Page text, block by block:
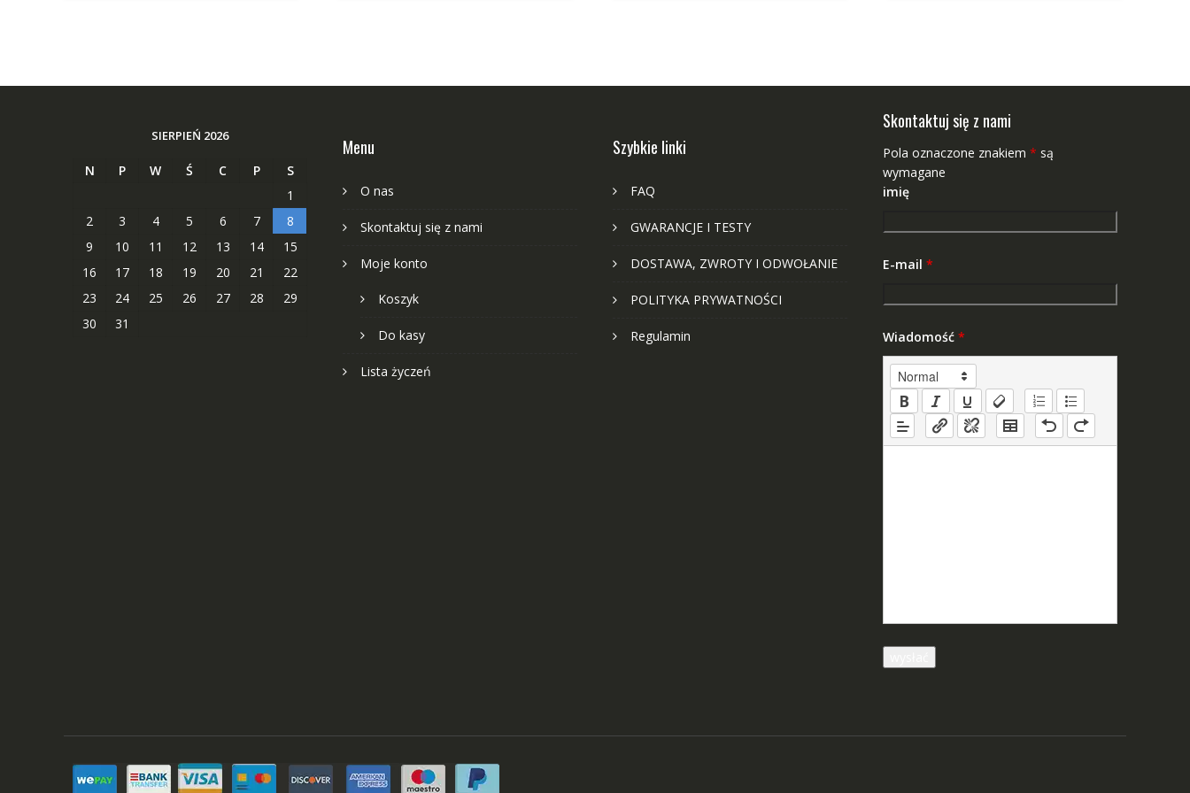
SIERPIEŃ 2026
N P W Ś C P
S
1
2
3 4 5 6 7
8
9
10 11 12 13 14
15
16
17 18 19 20 21
22
23
24 25 26 27 28
29
30
31
Menu
O nas
Skontaktuj się z nami
Moje konto
Koszyk
Do kasy
Lista życzeń
Szybkie linki
FAQ
GWARANCJE I TESTY
DOSTAWA, ZWROTY I ODWOŁANIE
POLITYKA PRYWATNOŚCI
Regulamin
Skontaktuj się z nami
Pola oznaczone znakiem * są
wymagane
imię
E-mail *
Wiadomość *